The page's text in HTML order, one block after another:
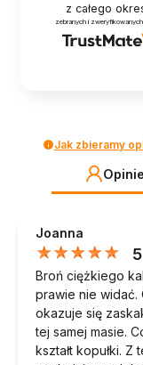
z całego
zebranych i
Jak zbieramy
Joanna
5
Broń ciężkiego
prawie nie widać.
okazuje się
tej samej masie.
kształt kopułki.